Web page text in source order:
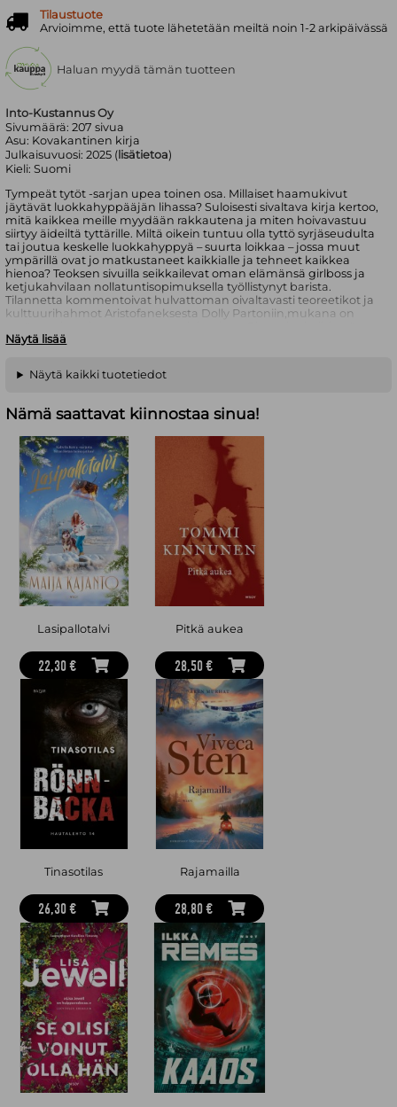
Into-Kustannus Oy
Sivumäärä:207 sivua
Asu: Kovakantinen kirja
Julkaisuvuosi:2025 ( lisätietoa)
Kieli:Suomi
Tympeät tytöt -sarjan upea toinen osa. Millaiset haamukivut
jäytävät luokkahyppääjän lihassa? Suloisesti sivaltava kirja kertoo,
mitä kaikkea meille myydään rakkautena ja miten hoivavastuu
siirtyy äideiltä tyttärille. Miltä oikein tuntuu olla tyttö syrjäseudulta
tai joutua keskelle luokkahyppyä – suurta loikkaa – jossa muut
ympärillä ovat jo matkustaneet kaikkialle ja tehneet kaikkea
hienoa? Teoksen sivuilla seikkailevat oman elämänsä girlboss ja
ketjukahvilaan nollatuntisopimuksella työllistynyt barista.
Tilannetta kommentoivat hulvattoman oivaltavasti teoreetikot ja
kulttuurihahmot Aristofaneksesta Dolly Partoniin,mukana on
haltijan feministinen serkku. Riina Tanskasen sarjakuvateos
kiinnostumaan. Sarjakuvaromaani naurattaa, saa hohottamaan,
ärsyttää ja lopulta pistää tarttumaan toimeen. Pääosassa ovat
valtavirtafeminismin kääntöpuolelle, käyvät budjettineuvotteluja
ja kokevat äitikauhua. Tässä kirjassa talous ei asu ekonomien
kokoushuoneissa vaan tyttöjen iholla.
Näytä lisää
Tilaustuote
Arvioimme, että tuote lähetetään meiltä noin 1-2 arkipäivässä
Haluan myydä tämän tuotteen
Näytä kaikki tuotetiedot
Nämä saattavat kiinnostaa sinua!
Lasipallotalvi
22,30 €
Pitkä aukea
28,50 €
Tinasotilas
26,30 €
Rajamailla
28,80 €